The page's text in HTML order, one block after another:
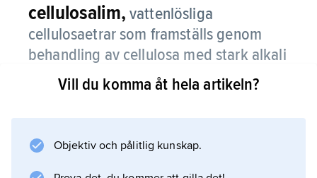
cellulosalim, vattenlösliga
cellulosaetrar som framställs genom
behandling av cellulosa med stark alkali
och organiska klorider.
cellulosaglykolat (karboximetylcellulosa).
Vill du komma åt hela artikeln?
Objektiv och pålitlig kunskap.